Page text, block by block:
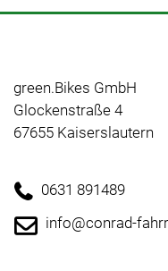
green.Bikes GmbH
Glockenstraße 4
67655 Kaiserslautern
0631 891489
info@conrad-